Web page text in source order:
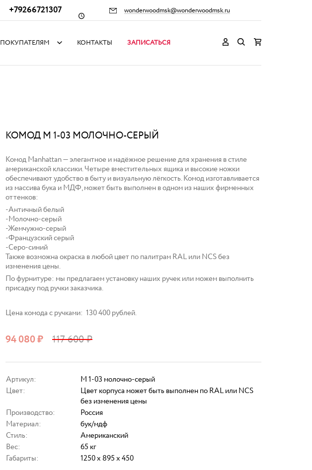
+79266721307 wonderwoodmsk@wonderwoodmsk.ru
ПОКУПАТЕЛЯМ КОНТАКТЫ ЗАПИСАТЬСЯ
КОМОД M 1-03 МОЛОЧНО-СЕРЫЙ
Комод Manhattan — элегантное и надёжное решение для хранения в стиле
американской классики. Четыре вместительных ящика и высокие ножки
обеспечивают удобство в быту и визуальную лёгкость. Комод изготавливается
из массива бука и МДФ, может быть выполнен в одном из наших фирменных
оттенков:
-Античный белый
-Молочно-серый
-Жемчужно-серый
-Французский серый
-Серо-синий
Также возможна окраска в любой цвет по палитрам RAL или NCS без
изменения цены.
По фурнитуре: мы предлагаем установку наших ручек или можем выполнить
присадку под ручки заказчика.
Цена комода с ручками: 130 400 рублей.
94 080₽ 117 600₽
Артикул:
M 1-03 молочно-серый
Цвет:
Цвет корпуса может быть выполнен по RAL или NCS
без изменения цены
Производство:
Россия
Материал:
бук/мдф
Стиль:
Американский
Вес:
65 кг
Габариты:
1250 x 895 x 450